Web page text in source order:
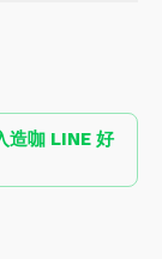
造咖 LINE 好